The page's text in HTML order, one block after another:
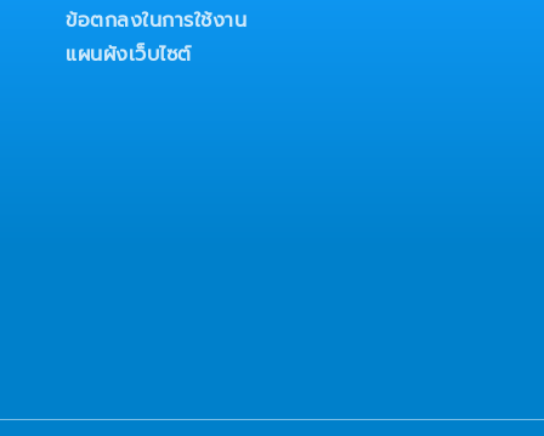
ข้อตกลงในการใช้งาน
แผนผังเว็บไซต์